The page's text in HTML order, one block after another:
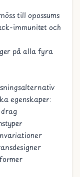
till opossums
immunitet och
på alla fyra
egenskaper:
drag